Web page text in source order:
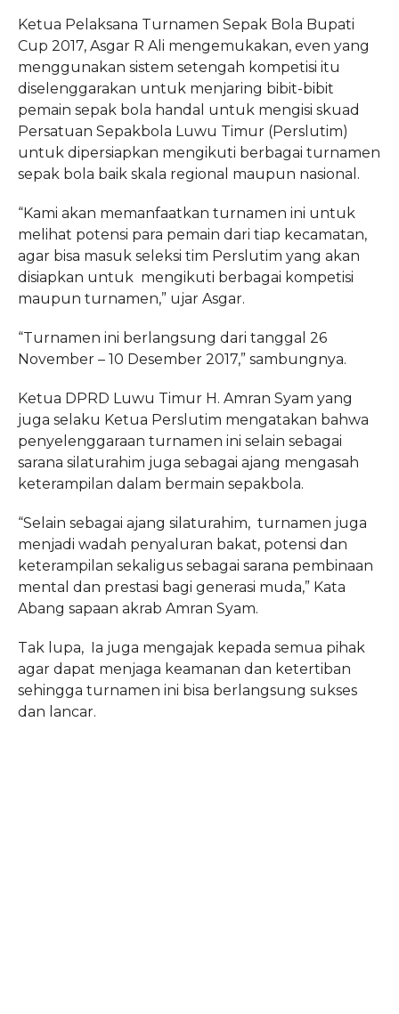
Ketua Pelaksana Turnamen Sepak Bola Bupati
Cup 2017, Asgar R Ali mengemukakan, even yang
menggunakan sistem setengah kompetisi itu
diselenggarakan untuk menjaring bibit-bibit
pemain sepak bola handal untuk mengisi skuad
Persatuan Sepakbola Luwu Timur (Perslutim)
untuk dipersiapkan mengikuti berbagai turnamen
sepak bola baik skala regional maupun nasional.
“Kami akan memanfaatkan turnamen ini untuk
melihat potensi para pemain dari tiap kecamatan,
agar bisa masuk seleksi tim Perslutim yang akan
disiapkan untuk mengikuti berbagai kompetisi
maupun turnamen,” ujar Asgar.
“Turnamen ini berlangsung dari tanggal 26
November – 10 Desember 2017,” sambungnya.
Ketua DPRD Luwu Timur H. Amran Syam yang
juga selaku Ketua Perslutim mengatakan bahwa
penyelenggaraan turnamen ini selain sebagai
sarana silaturahim juga sebagai ajang mengasah
keterampilan dalam bermain sepakbola.
“Selain sebagai ajang silaturahim, turnamen juga
menjadi wadah penyaluran bakat, potensi dan
keterampilan sekaligus sebagai sarana pembinaan
mental dan prestasi bagi generasi muda,” Kata
Abang sapaan akrab Amran Syam.
Tak lupa, Ia juga mengajak kepada semua pihak
agar dapat menjaga keamanan dan ketertiban
sehingga turnamen ini bisa berlangsung sukses
dan lancar.